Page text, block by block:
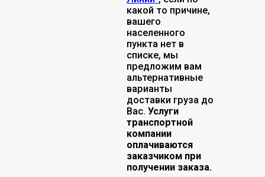
какой то причине,
вашего
населенного
пункта нет в
списке, мы
предложим вам
альтернативные
варианты
доставки груза до
Вас. Услуги
транспортной
компании
оплачиваются
заказчиком при
получении заказа.